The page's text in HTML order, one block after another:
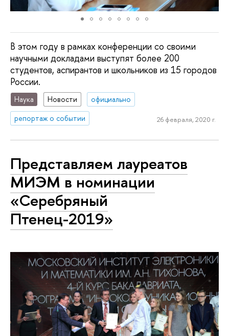
В этом году в рамках конференции со своими
научными докладами выступят более 200
студентов, аспирантов и школьников из 15 городов
России.
Наука Новости
официально
репортаж о событии
26 февраля, 2020 г.
Представляем лауреатов
МИЭМ в номинации
«Серебряный
Птенец-2019»